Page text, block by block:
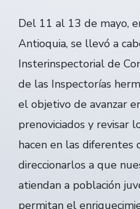
Del 11 al 13 de mayo,
Antioquia, se llevó a
Insterinspectorial de
de las Inspectorías
el objetivo de avanzar
prenoviciados y revisar
hacen en las diferentes
direccionarlos a que
atiendan a población
permitan el